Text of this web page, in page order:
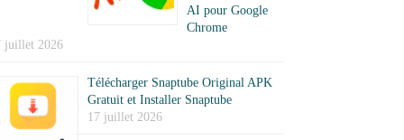
AI pour Google
Chrome
juillet 2026
Télécharger Snaptube Original APK
Gratuit et Installer Snaptube
17 juillet 2026